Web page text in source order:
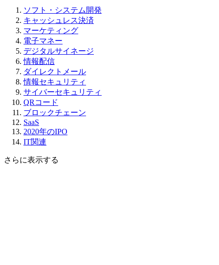
ソフト・システム開発
キャッシュレス決済
マーケティング
電子マネー
デジタルサイネージ
情報配信
ダイレクトメール
情報セキュリティ
サイバーセキュリティ
QRコード
ブロックチェーン
SaaS
2020年のIPO
IT関連
さらに表示する